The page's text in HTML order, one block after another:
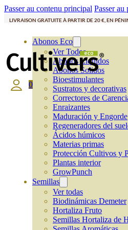
Passer au contenu principal Passer au
LIVRAISON GRATUITE À PARTIR DE 20 €, EN
Abonos Eco
Ver Todos
Abonos Líquidos
Abonos Solidos
Bioestimulantes
Sustratos y decorativas
Correctores de
Enraizantes
Maduración y Engorde
Regeneradores del
Ácidos húmicos
Materias primas
Protección Cultivos y
Plantas interior
GrowPunch
Semillas
Ver todas
Biodinámicas Demeter
Hortaliza Fruto
Semillas Hortaliza de
0